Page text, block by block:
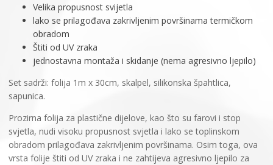
Velika propusnost svijetla
lako se prilagođava zakrivljenim površinama termičkom
obradom
Štiti od UV zraka
jednostavna montaža i skidanje (nema agresivno ljepilo)
Set sadrži: folija 1m x 30cm, skalpel, silikonska špahtlica,
sapunica.
Prozirna folija za plastične dijelove, kao što su farovi i stop
svjetla, nudi visoku propusnost svjetla i lako se toplinskom
obradom prilagođava zakrivljenim površinama. Osim toga, ova
vrsta folije štiti od UV zraka i ne zahtijeva agresivno ljepilo za